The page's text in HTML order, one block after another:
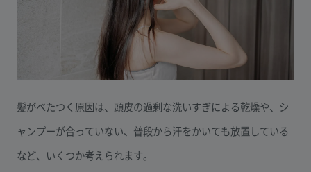
髪がべたつく原因は、頭皮の過剰な洗いすぎによる乾燥や、シ
ャンプーが合っていない、普段から汗をかいても放置している
など、いくつか考えられます。